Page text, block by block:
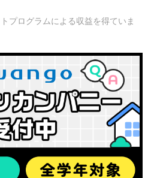
プログラムによる収益を得ていま